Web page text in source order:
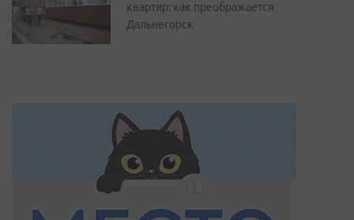
квартир: как преображается
Дальнегорск